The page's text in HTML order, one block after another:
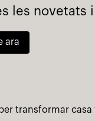
les novetats
ara
transformar casa